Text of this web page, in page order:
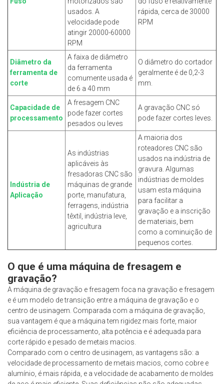
usados. A
velocidade pode
atingir 20000-60000
RPM
rápida, cerca de 30000
RPM
Diâmetro da
ferramenta de
corte
A faixa de diâmetro
da ferramenta
comumente usada é
de 6 a 40 mm
O diâmetro do cortador
geralmente é de 0,2-3
mm.
Capacidade de
processamento
A fresagem CNC
pode fazer cortes
pesados ​​ou leves
A gravação CNC só
pode fazer cortes leves.
Indústria de
Aplicação
As indústrias
aplicáveis ​​às
fresadoras CNC são
máquinas de grande
porte, manufatura,
ferragens, indústria
têxtil, indústria leve,
agricultura
A maioria dos
roteadores CNC são
usados ​​na indústria de
gravura. Algumas
indústrias de moldes
usam esta máquina
para facilitar a
gravação e a inscrição
de materiais, bem
como a cominuição de
pequenos cortes.
O que é uma máquina de fresagem e
gravação?
A máquina de gravação e fresagem foca na gravação e fresagem
e é um modelo de transição entre a máquina de gravação e o
centro de usinagem. Comparada com a máquina de gravação,
sua vantagem é que a máquina tem rigidez mais forte, maior
eficiência de processamento, alta potência e é adequada para
corte rápido e pesado de metais macios.
Comparado com o centro de usinagem, as vantagens são: a
velocidade de processamento de metais macios, como cobre e
alumínio, é mais rápida, e a velocidade de acabamento de moldes